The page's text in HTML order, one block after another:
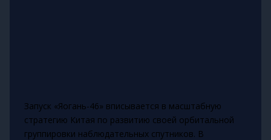
Запуск «Яогань-46» вписывается в масштабную
стратегию Китая по развитию своей орбитальной
группировки наблюдательных спутников. В